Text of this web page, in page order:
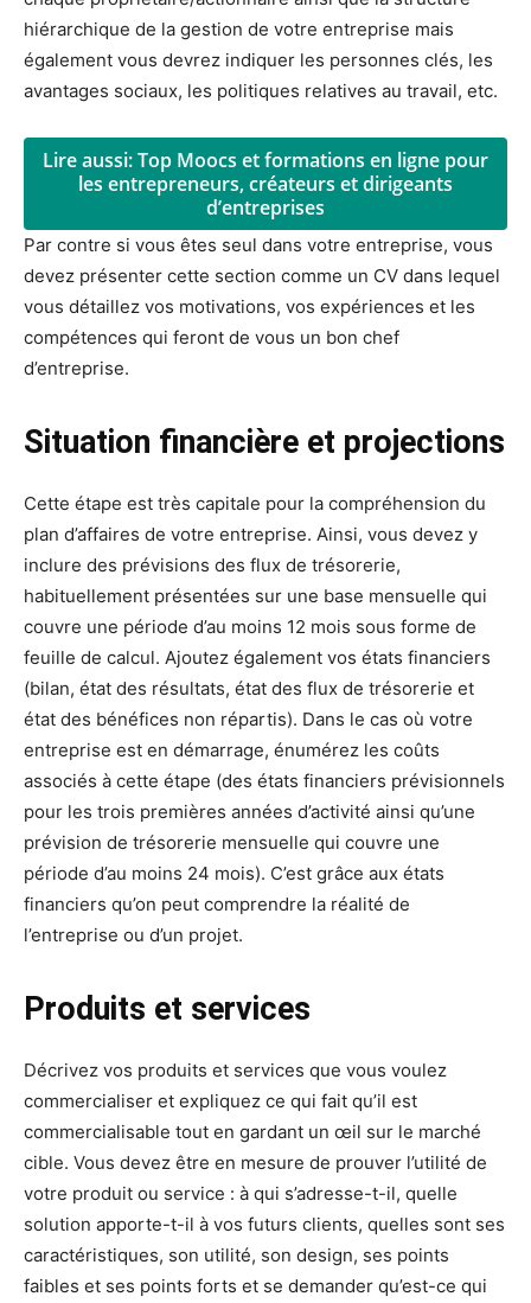
hiérarchique de la gestion de votre entreprise mais
également vous devrez indiquer les personnes clés, les
avantages sociaux, les politiques relatives au travail, etc.
Lire aussi: Top Moocs et formations en ligne pour
les entrepreneurs, créateurs et dirigeants
d’entreprises
Par contre si vous êtes seul dans votre entreprise, vous
devez présenter cette section comme un CV dans lequel
vous détaillez vos motivations, vos expériences et les
compétences qui feront de vous un bon chef
d’entreprise.
Situation financière et projections
Cette étape est très capitale pour la compréhension du
plan d’affaires de votre entreprise. Ainsi, vous devez y
inclure des prévisions des flux de trésorerie,
habituellement présentées sur une base mensuelle qui
couvre une période d’au moins 12 mois sous forme de
feuille de calcul. Ajoutez également vos états financiers
(bilan, état des résultats, état des flux de trésorerie et
état des bénéfices non répartis). Dans le cas où votre
entreprise est en démarrage, énumérez les coûts
associés à cette étape (des états financiers prévisionnels
pour les trois premières années d’activité ainsi qu’une
prévision de trésorerie mensuelle qui couvre une
période d’au moins 24 mois). C’est grâce aux états
financiers qu’on peut comprendre la réalité de
l’entreprise ou d’un projet.
Produits et services
Décrivez vos produits et services que vous voulez
commercialiser et expliquez ce qui fait qu’il est
commercialisable tout en gardant un œil sur le marché
cible. Vous devez être en mesure de prouver l’utilité de
votre produit ou service : à qui s’adresse-t-il, quelle
solution apporte-t-il à vos futurs clients, quelles sont ses
caractéristiques, son utilité, son design, ses points
faibles et ses points forts et se demander qu’est-ce qui